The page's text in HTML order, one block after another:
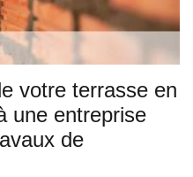
votre terrasse en
une entreprise
de